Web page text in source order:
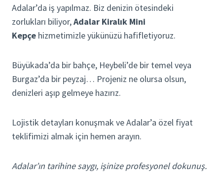
Adalar’da iş yapılmaz. Biz denizin ötesindeki
zorlukları biliyor,Adalar Kiralık Mini
Kepçe hizmetimizle yükünüzü hafifletiyoruz.
Büyükada’da bir bahçe, Heybeli’de bir temel veya
Burgaz’da bir peyzaj… Projeniz ne olursa olsun,
denizleri aşıp gelmeye hazırız.
Lojistik detayları konuşmak ve Adalar’a özel fiyat
teklifimizi almak için hemen arayın.
Adalar’ın tarihine saygı, işinize profesyonel dokunuş.